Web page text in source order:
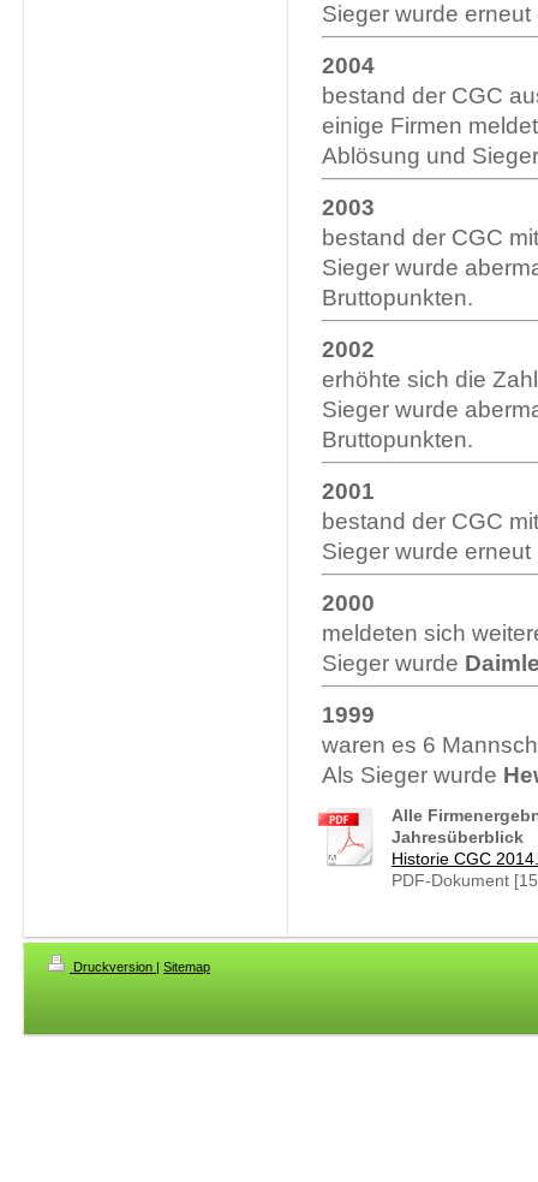
Sieger wurde
2004
bestand der CGC
einige Firmen
Ablösung und
2003
bestand der CGC
Sieger wurde
Bruttopunkten.
2002
erhöhte sich die
Sieger wurde
Bruttopunkten.
2001
bestand der CGC
Sieger wurde erneut
2000
meldeten sich
Sieger wurde
1999
waren es 6
Als Sieger wurde
Alle
Jahresüberblick
Historie CGC
PDF-Dokument
Druckversion | Sitemap